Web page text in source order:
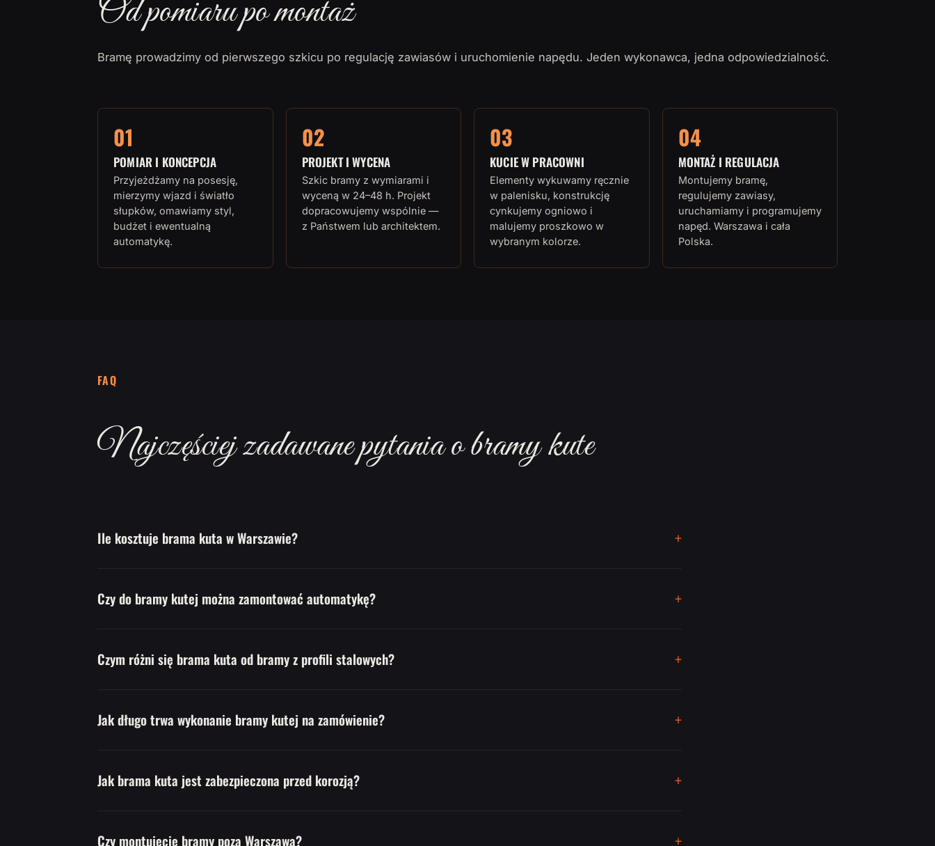
Od pomiaru po montaż
Bramę prowadzimy od pierwszego szkicu po regulację zawiasów i uruchomienie napędu. Jeden wykonawca, jedna odpowiedzialność.
01
POMIAR I KONCEPCJA
Przyjeżdżamy na posesję,
mierzymy wjazd i światło
słupków, omawiamy styl,
budżet i ewentualną
automatykę.
02
PROJEKT I WYCENA
Szkic bramy z wymiarami i
wyceną w 24–48 h. Projekt
dopracowujemy wspólnie —
z Państwem lub architektem.
03
KUCIE W PRACOWNI
Elementy wykuwamy ręcznie
w palenisku, konstrukcję
cynkujemy ogniowo i
malujemy proszkowo w
wybranym kolorze.
04
MONTAŻ I REGULACJA
Montujemy bramę,
regulujemy zawiasy,
uruchamiamy i programujemy
napęd. Warszawa i cała
Polska.
FAQ
Najczęściej zadawane pytania o bramy kute
Ile kosztuje brama kuta w Warszawie?
Czy do bramy kutej można zamontować automatykę?
Czym różni się brama kuta od bramy z profili stalowych?
Jak długo trwa wykonanie bramy kutej na zamówienie?
Jak brama kuta jest zabezpieczona przed korozją?
Czy montujecie bramy poza Warszawą?